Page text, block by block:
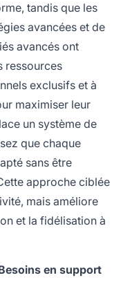
tandis que les
avancées et de
avancés ont
ressources
exclusifs et à
maximiser leur
un système de
que chaque
sans être
approche ciblée
mais améliore
et la fidélisation à
en support